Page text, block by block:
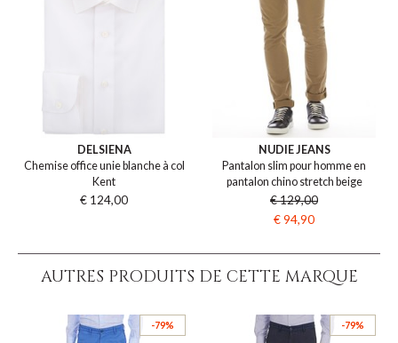
DELSIENA
Chemise office unie blanche à col
Kent
€ 124,00
NUDIE JEANS
Pantalon slim pour homme en
pantalon chino stretch beige
€ 129,00
€ 94,90
AUTRES PRODUITS DE CETTE MARQUE
-79% -79%